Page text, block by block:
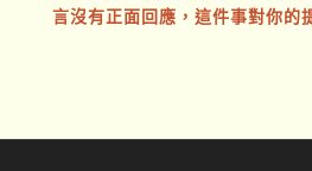
言沒有正面回應，這件事對你的